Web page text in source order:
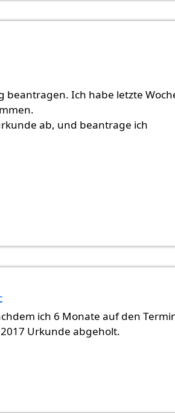
beantragen. Ich habe letzte
ab, und beantrage ich
ich 6 Monate auf den
Urkunde abgeholt.